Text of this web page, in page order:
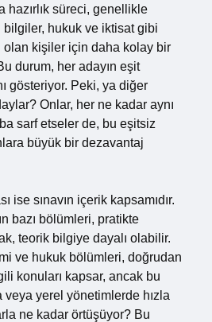
hazırlık süreci, genellikle
hukuk ve iktisat gibi
olan kişiler için daha kolay bir
durum, her adayın eşit
gösteriyor. Peki, ya diğer
Onlar, her ne kadar aynı
sarf etseler de, bu eşitsiz
büyük bir dezavantaj
ise sınavın içerik kapsamıdır.
bazı bölümleri, pratikte
teorik bilgiye dayalı olabilir.
ve hukuk bölümleri, doğrudan
konuları kapsar, ancak bu
yerel yönetimlerde hızla
ne kadar örtüşüyor? Bu